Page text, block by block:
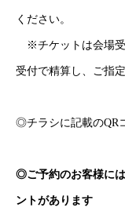
ください。
※チケットは会場受
受付で精算し、ご指
◎チラシに記載のQR
◎ご予約のお客様に
ントがあります